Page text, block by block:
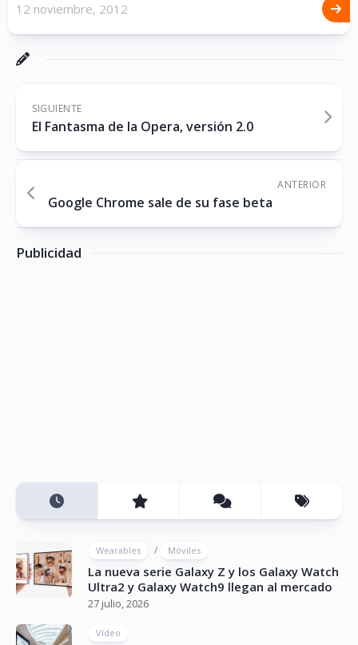
12 noviembre, 2012
SIGUIENTE
El Fantasma de la Opera, versión 2.0
ANTERIOR
Google Chrome sale de su fase beta
Publicidad
Wearables / Móviles
La nueva serie Galaxy Z y los Galaxy Watch
Ultra2 y Galaxy Watch9 llegan al mercado
27 julio, 2026
Vídeo